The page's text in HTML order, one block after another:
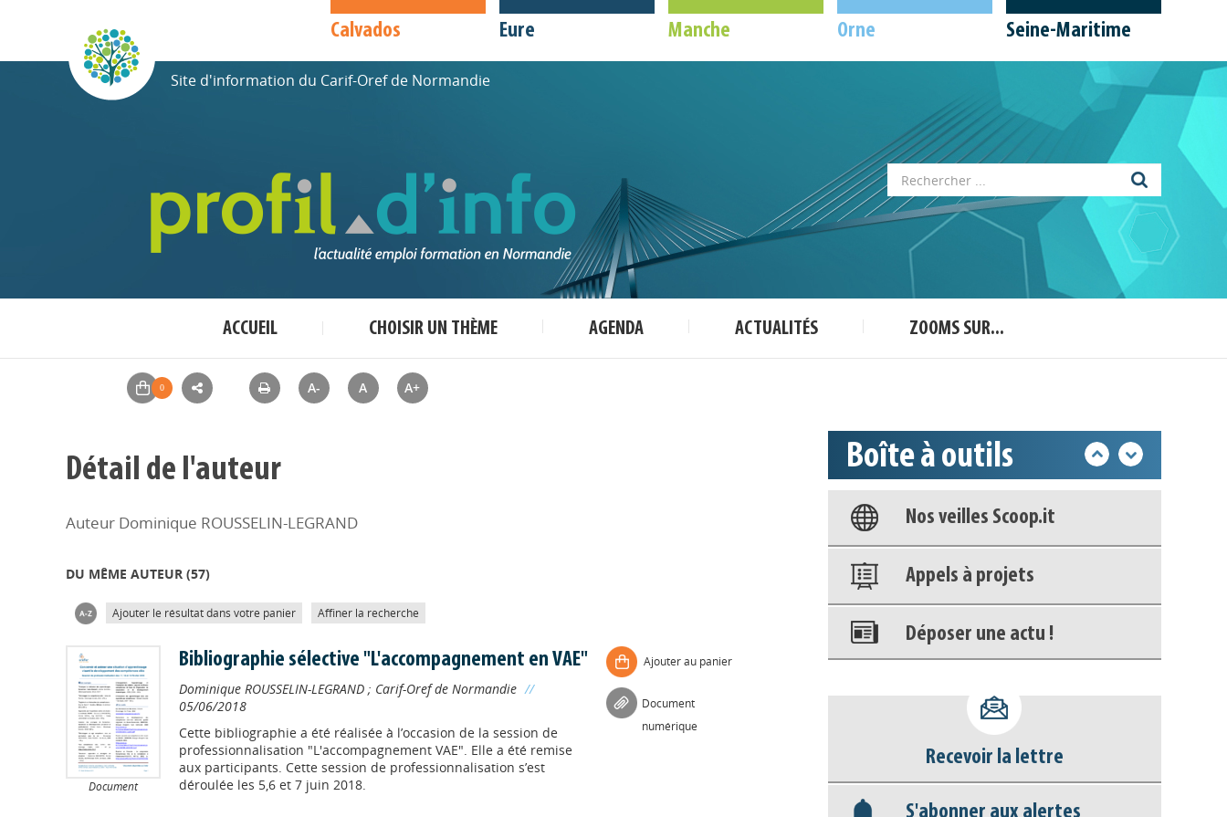
Calvados Eure Manche Orne Seine-Maritime
Site d'information du Carif-Oref de Normandie
ACCUEIL CHOISIR UN THÈME AGENDA ACTUALITÉS ZOOMS SUR...
A- A A+
Détail de l'auteur
Auteur Dominique ROUSSELIN-LEGRAND
DU MÊME AUTEUR (57)
Ajouter le résultat dans votre panier Affiner la recherche
Document
Bibliographie sélective "L'accompagnement en VAE"
Dominique ROUSSELIN-LEGRAND; Carif-Oref de Normandie //
05/06/2018
Cette bibliographie a été réalisée à l’occasion de la session de
professionnalisation "L'accompagnement VAE". Elle a été remise
aux participants. Cette session de professionnalisation s’est
déroulée les 5,6 et 7 juin 2018.
Ajouter au panier
Document
numérique
Boîte à outils
Appels à projets
Base documentaire
Nos veilles Scoop.it
Appels à projets
Déposer une actu !
Base documentaire
Nos veilles Scoop.it